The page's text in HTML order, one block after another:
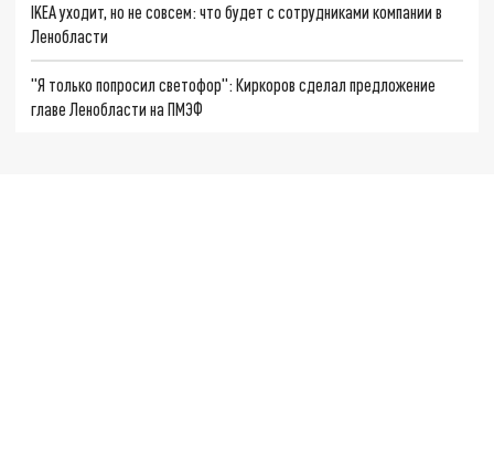
IKEA уходит, но не совсем: что будет с сотрудниками компании в
Ленобласти
"Я только попросил светофор": Киркоров сделал предложение
главе Ленобласти на ПМЭФ